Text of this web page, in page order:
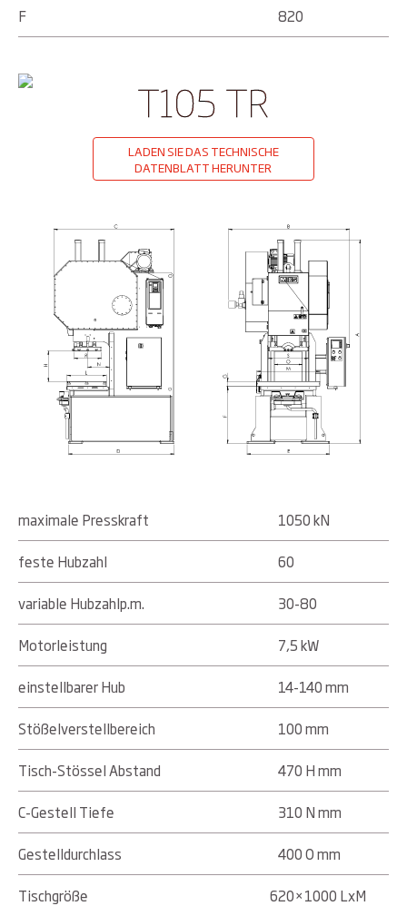
F
820
T105 TR
LADEN SIE DAS TECHNISCHE
DATENBLATT HERUNTER
maximale Presskraft
1050 kN
feste Hubzahl
60
variable Hubzahlp.m.
30-80
Motorleistung
7,5 kW
einstellbarer Hub
14-140 mm
Stößelverstellbereich
100 mm
Tisch-Stössel Abstand
470 H mm
C-Gestell Tiefe
310 N mm
Gestelldurchlass
400 O mm
Tischgröße
620×1000 LxM